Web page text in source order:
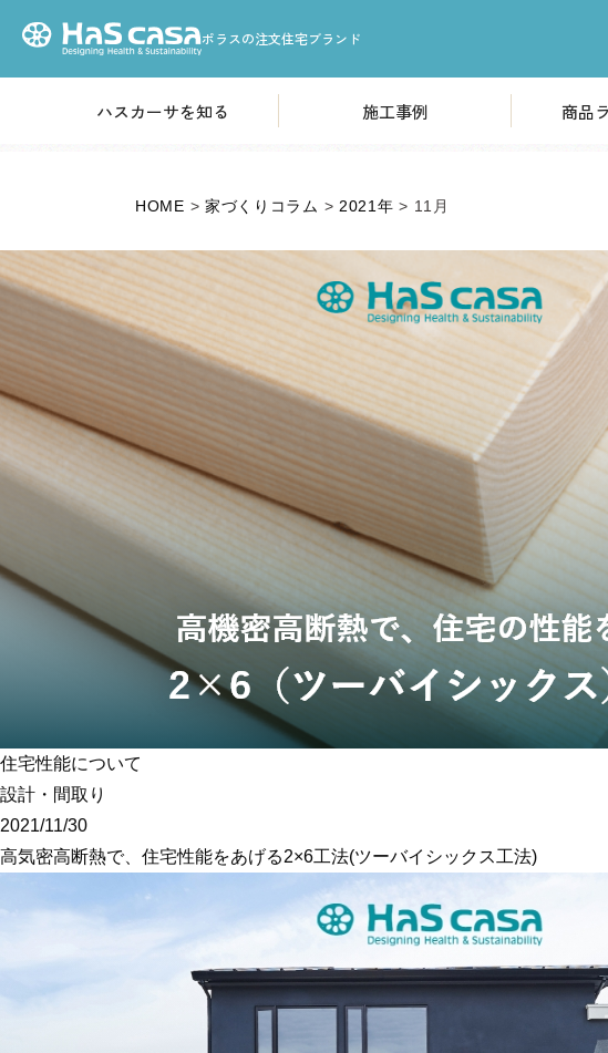
ポラスの注文住宅ブランド
ハスカーサを知る 施工事例 商品
ハスカーサについて
性能について
火災から家を守る
デザインについて
素材のこだわり
収納のこだわり
ポラスグループについて
施工・人材
保証・アフターメンテナス
HOME > 家づくりコラム > 2021年 > 11月
住宅性能について
設計・間取り
2021/11/30
高気密高断熱で、住宅性能をあげる2×6工法(ツーバイシックス工法)